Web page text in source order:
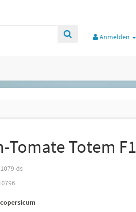
Anmelden
Tomate Totem F1
1079-ds